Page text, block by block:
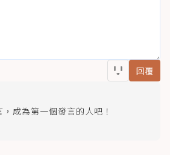
回覆
成為第一個發言的人吧！